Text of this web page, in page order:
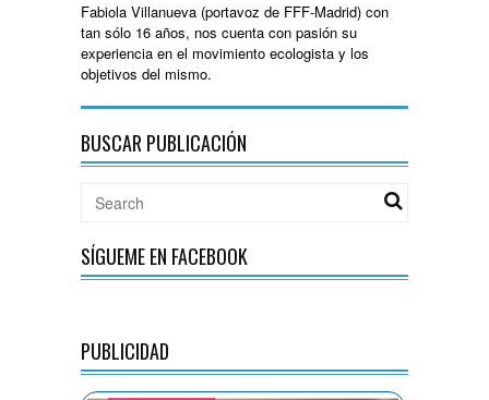
Fabiola Villanueva (portavoz de FFF-Madrid) con
tan sólo 16 años, nos cuenta con pasión su
experiencia en el movimiento ecologista y los
objetivos del mismo.
BUSCAR PUBLICACIÓN
SÍGUEME EN FACEBOOK
PUBLICIDAD